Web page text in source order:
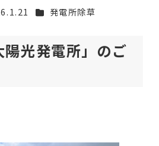
カテゴリー
発電所除草
陽光発電所」のご